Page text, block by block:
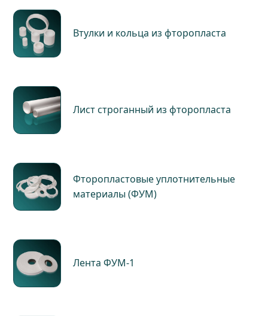
Втулки и кольца из фторопласта
Лист строганный из фторопласта
Фторопластовые уплотнительные
материалы (ФУМ)
Лента ФУМ-1